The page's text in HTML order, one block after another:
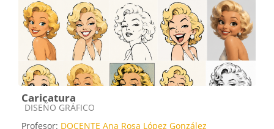
Caricatura
Categoría de cursos
DISEÑO GRÁFICO
Profesor: DOCENTE Ana Rosa López González